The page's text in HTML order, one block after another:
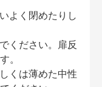
よく閉めたりし
ください。扉反
。
くは薄めた中性